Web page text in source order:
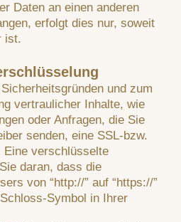
Daten an einen anderen
erfolgt dies nur, soweit
ist.
und zum
vertraulicher Inhalte, wie
oder Anfragen, die Sie
senden, eine SSL-bzw.
Eine verschlüsselte
daran, dass die
von “http://” auf “https://”
Symbol in Ihrer